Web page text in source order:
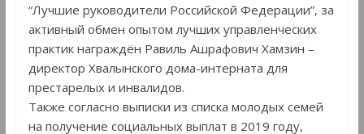
“Лучшие руководители Российской Федерации”, за
активный обмен опытом лучших управленческих
практик награждён Равиль Ашрафович Хамзин –
директор Хвалынского дома-интерната для
престарелых и инвалидов.
Также согласно выписки из списка молодых семей
на получение социальных выплат в 2019 году,